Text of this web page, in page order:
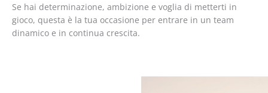
Se hai determinazione, ambizione e voglia di metterti in
gioco, questa è la tua occasione per entrare in un team
dinamico e in continua crescita.